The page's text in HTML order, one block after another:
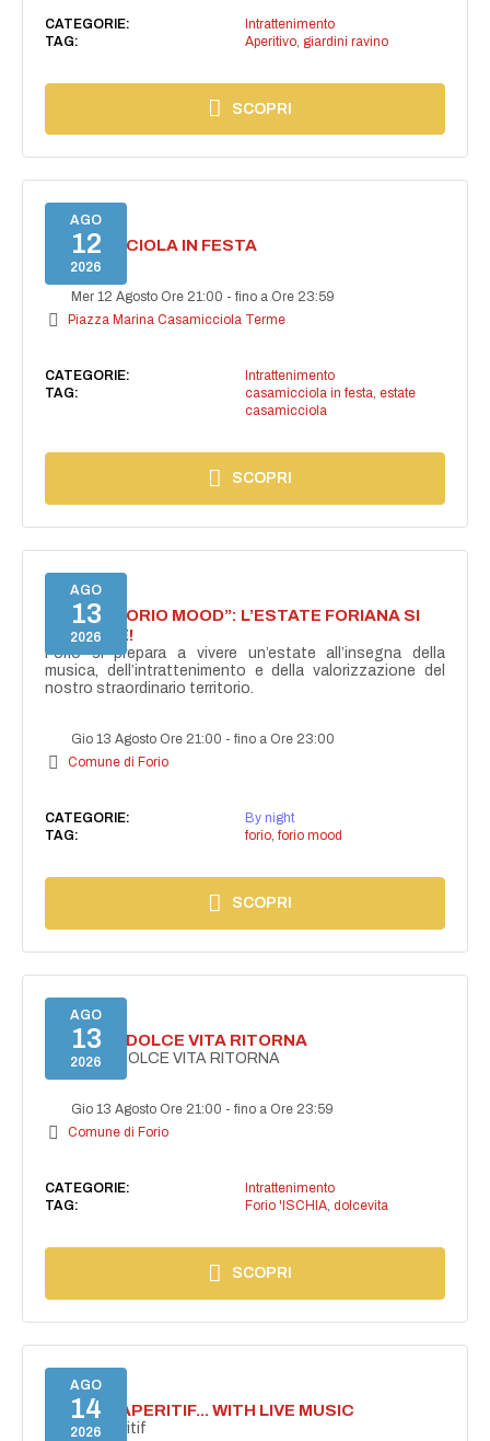
CATEGORIE:
Intrattenimento
TAG:
Aperitivo, giardini ravino
SCOPRI
AGO
12
2026
CASAMICCIOLA IN FESTA
Mer 12 Agosto Ore 21:00 -fino a Ore 23:59
Piazza Marina Casamicciola Terme
CATEGORIE:
Intrattenimento
TAG:
casamicciola in festa, estate
casamicciola
SCOPRI
AGO
13
2026
NASCE “FORIO MOOD”: L’ESTATE FORIANA SI
ACCENDE!
Forio si prepara a vivere un’estate all’insegna della
musica, dell’intrattenimento e della valorizzazione del
nostro straordinario territorio.
Gio 13 Agosto Ore 21:00 -fino a Ore 23:00
Comune di Forio
CATEGORIE:
By night
TAG:
forio, forio mood
SCOPRI
AGO
13
2026
FORIO LA DOLCE VITA RITORNA
FORIO LA DOLCE VITA RITORNA
Gio 13 Agosto Ore 21:00 -fino a Ore 23:59
Comune di Forio
CATEGORIE:
Intrattenimento
TAG:
Forio 'ISCHIA, dolcevita
SCOPRI
AGO
14
2026
SECRET APERITIF... WITH LIVE MUSIC
Secret aperitif